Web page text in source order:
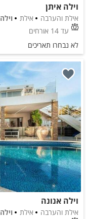
וילה איתן
אילת והערבה אילת
וילה 4 חדרים
עד 14 אורחים
לא נבחרו תאריכים
וילה אנונה
אילת והערבה אילת
וילה 9 חדרים